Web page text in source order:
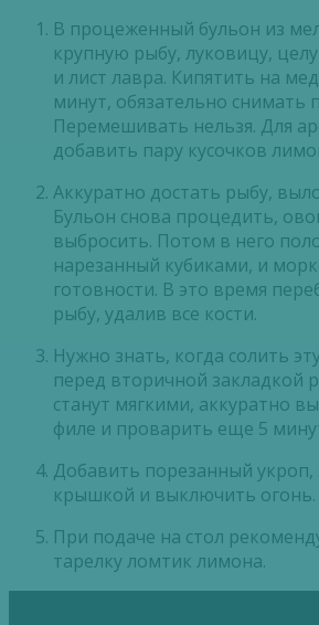
В процеженный бульон из
крупную рыбу, луковицу,
и лист лавра. Кипятить на
минут, обязательно снимать
Перемешивать нельзя. Для
добавить пару кусочков
Аккуратно достать рыбу,
Бульон снова процедить,
выбросить. Потом в него
нарезанный кубиками, и
готовности. В это время
рыбу, удалив все кости.
Нужно знать, когда солить
перед вторичной закладкой
станут мягкими, аккуратно
филе и проварить еще 5
Добавить порезанный
крышкой и выключить огонь.
При подаче на стол
тарелку ломтик лимона.